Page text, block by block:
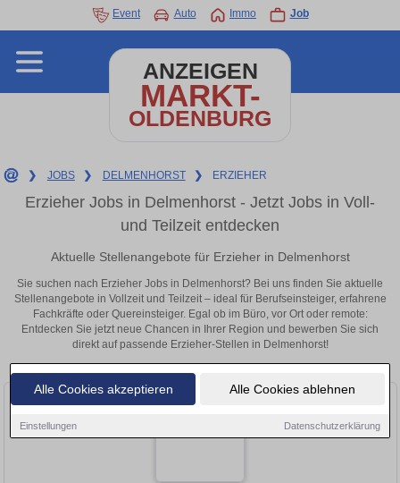
Alle Cookies akzeptieren Alle Cookies ablehnen
Einstellungen Datenschutzerklärung
Event Auto Immo Job
ANZEIGEN
MARKT-
OLDENBURG
❯ JOBS ❯ DELMENHORST ❯ ERZIEHER
Erzieher Jobs in Delmenhorst - Jetzt Jobs in Voll-
und Teilzeit entdecken
Aktuelle Stellenangebote für Erzieher in Delmenhorst
Sie suchen nach Erzieher Jobs in Delmenhorst? Bei uns finden Sie aktuelle
Stellenangebote in Vollzeit und Teilzeit – ideal für Berufseinsteiger, erfahrene
Fachkräfte oder Quereinsteiger. Egal ob im Büro, vor Ort oder remote:
Entdecken Sie jetzt neue Chancen in Ihrer Region und bewerben Sie sich
direkt auf passende Erzieher-Stellen in Delmenhorst!